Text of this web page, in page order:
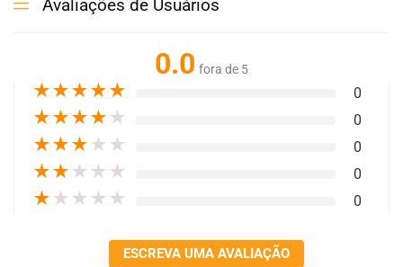
Avaliações de Usuários
0.0 fora de 5
★★★★★ 0
★★★★ ★ 0
★★★ ★ ★ 0
★★ ★ ★ ★ 0
★ ★ ★ ★ ★ 0
ESCREVA UMA AVALIAÇÃO